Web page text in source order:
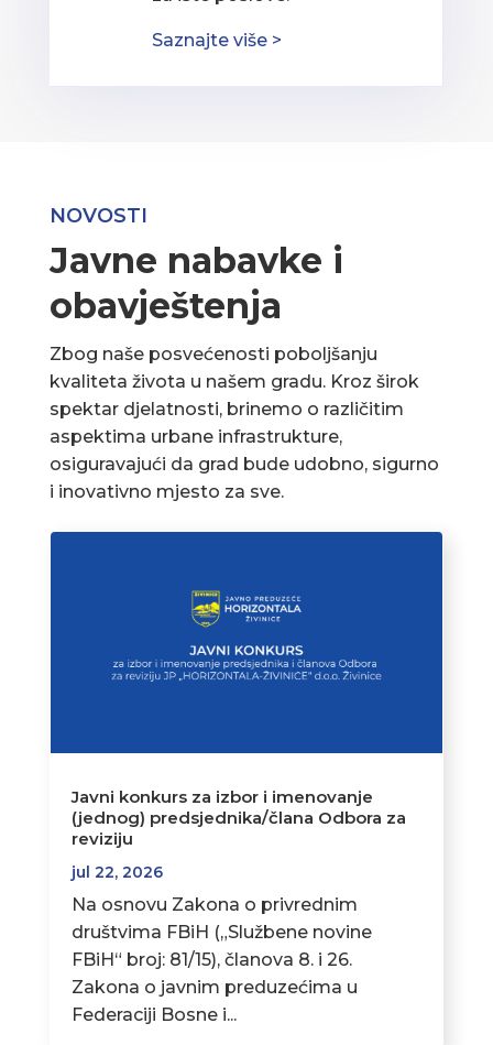
Saznajte više >
NOVOSTI
Javne nabavke i
obavještenja
Zbog naše posvećenosti poboljšanju
kvaliteta života u našem gradu. Kroz širok
spektar djelatnosti, brinemo o različitim
aspektima urbane infrastrukture,
osiguravajući da grad bude udobno, sigurno
i inovativno mjesto za sve.
Javni konkurs za izbor i imenovanje
(jednog) predsjednika/člana Odbora za
reviziju
jul 22, 2026
Na osnovu Zakona o privrednim
društvima FBiH („Službene novine
FBiH“ broj: 81/15), članova 8. i 26.
Zakona o javnim preduzećima u
Federaciji Bosne i...